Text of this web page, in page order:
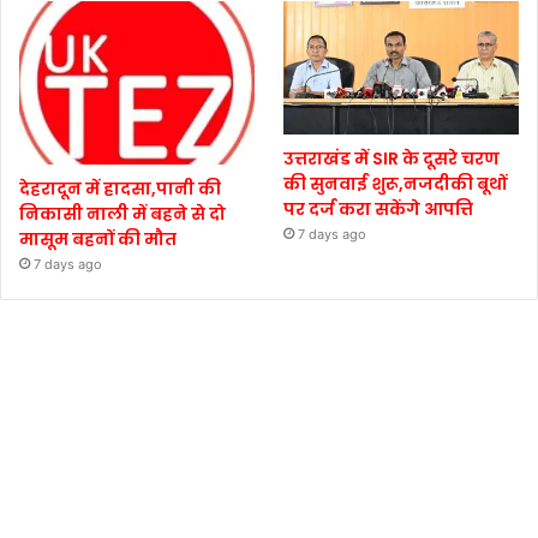
देहरादून में हादसा,पानी की
निकासी नाली में बहने से दो
मासूम बहनों की मौत
7 days ago
उत्तराखंड में SIR के दूसरे चरण
की सुनवाई शुरू,नजदीकी बूथों
पर दर्ज करा सकेंगे आपत्ति
7 days ago